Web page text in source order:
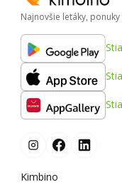
Najnovšie letáky, ponuky
Kimbino